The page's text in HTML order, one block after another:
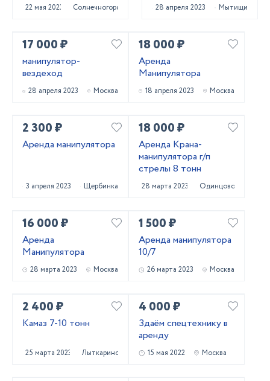
22 мая 2023 Солнечногорск 28 апреля 2023 Мытищи
17 000 ₽
манипулятор-
вездеход
28 апреля 2023 Москва
18 000 ₽
Аренда
Манипулятора
18 апреля 2023 Москва
2 300 ₽
Аренда манипулятора
3 апреля 2023 Щербинка
18 000 ₽
Аренда Крана-
манипулятора г/п
стрелы 8 тонн
28 марта 2023 Одинцово
16 000 ₽
Аренда
Манипулятора
28 марта 2023 Москва
1 500 ₽
Аренда манипулятора
10/7
26 марта 2023 Москва
2 400 ₽
Камаз 7-10 тонн
25 марта 2023 Лыткарино
4 000 ₽
Здаём спецтехнику в
аренду
15 мая 2022 Москва